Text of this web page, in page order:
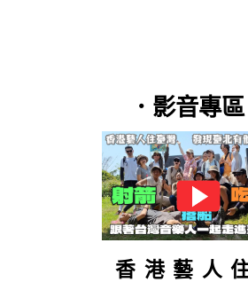
．影音專區
香港藝人